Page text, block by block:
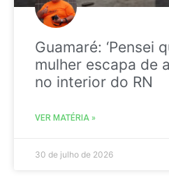
Guamaré: ‘Pensei
mulher escapa de
no interior do RN
VER MATÉRIA »
30 de julho de 2026